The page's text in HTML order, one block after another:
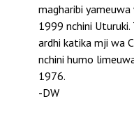
magharibi
1999 nchini
ardhi katika mji wa
nchini humo
1976.
-DW